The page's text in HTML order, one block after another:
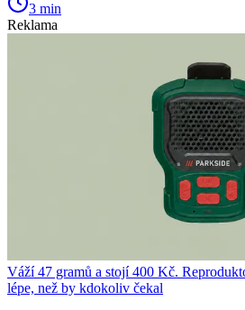
3 min
Reklama
Váží 47 gramů a stojí 400 Kč.
lépe, než by kdokoliv čekal